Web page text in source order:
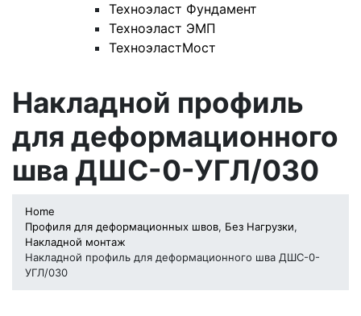
Техноэласт Фундамент
Техноэласт ЭМП
ТехноэластМост
Накладной профиль
для деформационного
шва ДШС-0-УГЛ/030
Home
Профиля для деформационных швов, Без Нагрузки,
Накладной монтаж
Накладной профиль для деформационного шва ДШС-0-
УГЛ/030